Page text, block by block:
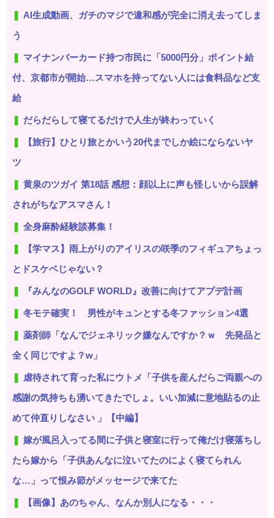
AI生成動画、ガチのマジで違和感が完全に消え去ってしま
う
マイナンバーカード持つ市民に「5000円分」ポイント給
付、京都市が開始…スマホを持ってない人には食料品など支
給
だらだらして寝てるだけで人生が終わっていく
【旅行】ひとり旅とかいう20代までしか絵にならないヤ
ツ
黄泉のツガイ 第18話 感想：顔以上に声も怪しいから誤解
されがちなアスマさん！
全身麻酔経験談募集！
【学マス】雨上がりのアイリスの咲季のフィギュアちょっ
とドスケベじゃない？
『みんなのGOLF WORLD』改善に向けてアプデ計画
冬モテ確実！ 男性がキュンとする冬ファッション4選
薬剤師「なんでジェネリック嫌なんですか？ｗ 先発品と
全く同じですよ？w」
虐待されて育った私にウトメ「子供を産んだらご両親への
感謝の気持ちも湧いてきたでしょ。いい加減に意地貼るの止
めて仲直りしなさい 」【中編】
嫁が風呂入ってる間に子供と寝室に行って俺だけ寝落ちし
たら嫁から「子供あんなに泣いてたのによく寝てられん
な…」って恨み節がメッセージで来てた
【画像】あのちゃん、なんか別人になる・・・